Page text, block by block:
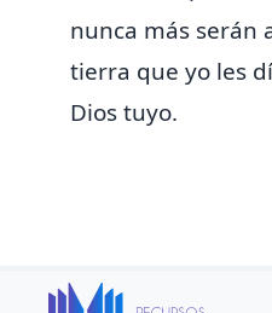
nunca más serán
tierra que yo les
Dios tuyo.